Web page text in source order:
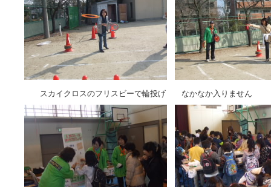
スカイクロスのフリスビーで輪投げ なかなか入りません